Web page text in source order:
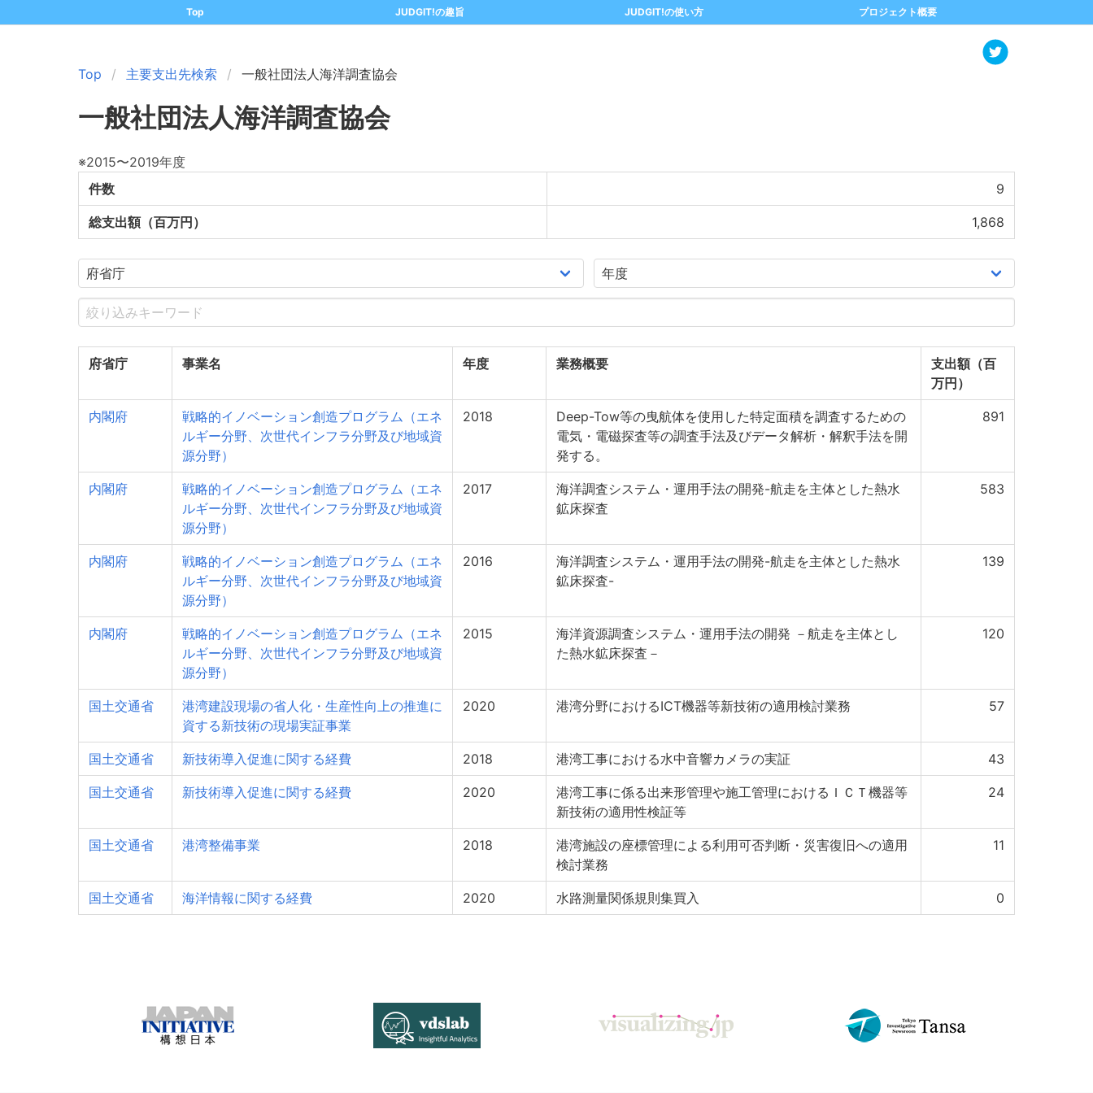
Top JUDGIT!の趣旨 JUDGIT!の使い方 プロジェクト概要
Top 主要支出先検索 一般社団法人海洋調査協会
一般社団法人海洋調査協会
※2015〜2019年度
件数
9
総支出額（百万円） 1,868
府省庁 事業名 年度 業務概要
支出額（百
万円）
内閣府
戦略的イノベーション創造プログラム（エネ
ルギー分野、次世代インフラ分野及び地域資
源分野）
2018
Deep-Tow等の曳航体を使用した特定面積を調査するための
電気・電磁探査等の調査手法及びデータ解析・解釈手法を開
発する。
891
内閣府
戦略的イノベーション創造プログラム（エネ
ルギー分野、次世代インフラ分野及び地域資
源分野）
2017
海洋調査システム・運用手法の開発-航走を主体とした熱水
鉱床探査
583
内閣府
戦略的イノベーション創造プログラム（エネ
ルギー分野、次世代インフラ分野及び地域資
源分野）
2016
海洋調査システム・運用手法の開発-航走を主体とした熱水
鉱床探査-
139
内閣府
戦略的イノベーション創造プログラム（エネ
ルギー分野、次世代インフラ分野及び地域資
源分野）
2015
海洋資源調査システム・運用手法の開発 －航走を主体とし
た熱水鉱床探査－
120
国土交通省
港湾建設現場の省人化・生産性向上の推進に
資する新技術の現場実証事業
2020 港湾分野におけるICT機器等新技術の適用検討業務 57
国土交通省 新技術導入促進に関する経費 2018 港湾工事における水中音響カメラの実証 43
国土交通省 新技術導入促進に関する経費 2020
港湾工事に係る出来形管理や施工管理におけるＩＣＴ機器等
新技術の適用性検証等
24
国土交通省 港湾整備事業 2018
港湾施設の座標管理による利用可否判断・災害復旧への適用
検討業務
11
国土交通省 海洋情報に関する経費 2020 水路測量関係規則集買入 0